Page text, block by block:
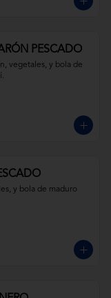
PESCADO
vegetales, y bola de
y bola de maduro